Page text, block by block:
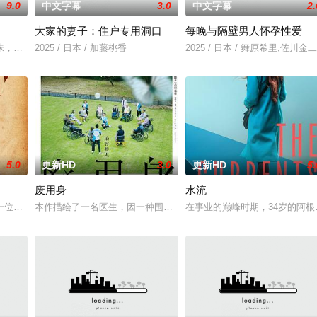
影的念头，在说服主编姚松、老乡韩战、二房东杨小强加入后，一路曲折
9.0
车旭向职场后辈龙宇夫妇建议来一场情侣旅行，龙宇妻子志娟虽然不喜欢
中文字幕 3.0
大家的妻子：住户专用洞口
2025 / 日本 / 加藤桃香
中文字幕
每晚与隔壁男人怀孕性爱
2025 / 日本 / 舞原希里,佐川金二
5.0
小镇女子向疏远的哥哥借了钱，独自一人踏上穿越西德克萨斯州的旅程，
更新HD 3.0
废用身
本作描绘了一名医生，因一种围绕“废用身”——因瘫痪等原因已无恢
更新HD
水流
在事业的巅峰时期，34岁的阿